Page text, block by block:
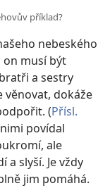
příklad?
nebeského
on musí být
a sestry
věnovat, dokáže
(Přísl.
povídal
ale
a slyší. Je vždy
jim pomáhá.